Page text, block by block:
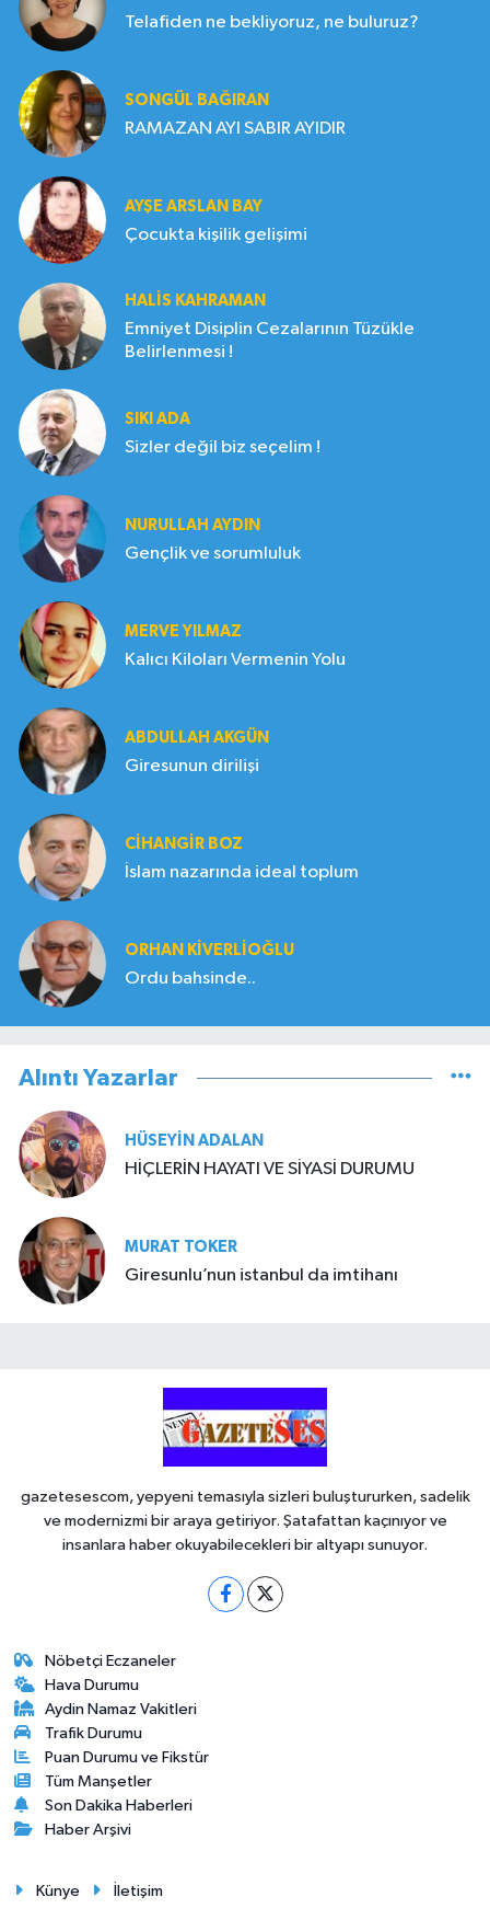
Telafiden ne bekliyoruz, ne buluruz?
SONGÜL BAĞIRAN
RAMAZAN AYI SABIR AYIDIR
AYŞE ARSLAN BAY
Çocukta kişilik gelişimi
HALIS KAHRAMAN
Emniyet Disiplin Cezalarının Tüzükle
Belirlenmesi !
SIKI ADA
Sizler değil biz seçelim !
NURULLAH AYDIN
Gençlik ve sorumluluk
MERVE YILMAZ
Kalıcı Kiloları Vermenin Yolu
ABDULLAH AKGÜN
Giresunun dirilişi
CIHANGIR BOZ
İslam nazarında ideal toplum
ORHAN KIVERLIOĞLU
Ordu bahsinde..
Alıntı Yazarlar
HÜSEYIN ADALAN
HİÇLERİN HAYATI VE SİYASİ DURUMU
MURAT TOKER
Giresunlu’nun istanbul da imtihanı
gazetesescom, yepyeni temasıyla sizleri buluştururken, sadelik
ve modernizmi bir araya getiriyor. Şatafattan kaçınıyor ve
insanlara haber okuyabilecekleri bir altyapı sunuyor.
Nöbetçi Eczaneler
Hava Durumu
Aydin Namaz Vakitleri
Trafik Durumu
Puan Durumu ve Fikstür
Tüm Manşetler
Son Dakika Haberleri
Haber Arşivi
Künye İletişim